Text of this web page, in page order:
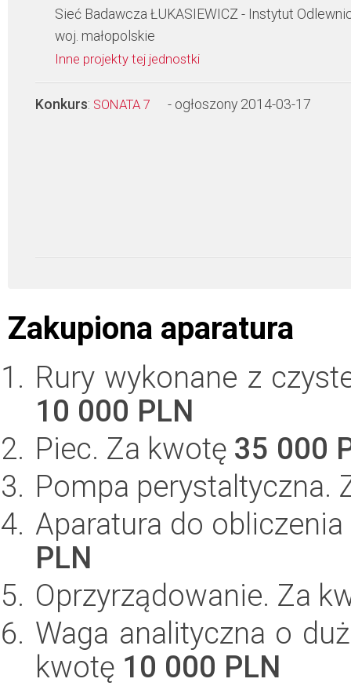
Sieć Badawcza ŁUKASIEWICZ - Instytut
woj. małopolskie
Inne projekty tej jednostki
Konkurs: SONATA 7 - ogłoszony 2014-03-17
Zakupiona aparatura
Rury wykonane z
10 000 PLN
Piec. Za kwotę 35 000
Pompa perystaltyczna.
Aparatura do
PLN
Oprzyrządowanie. Za
Waga analityczna o
kwotę 10 000 PLN